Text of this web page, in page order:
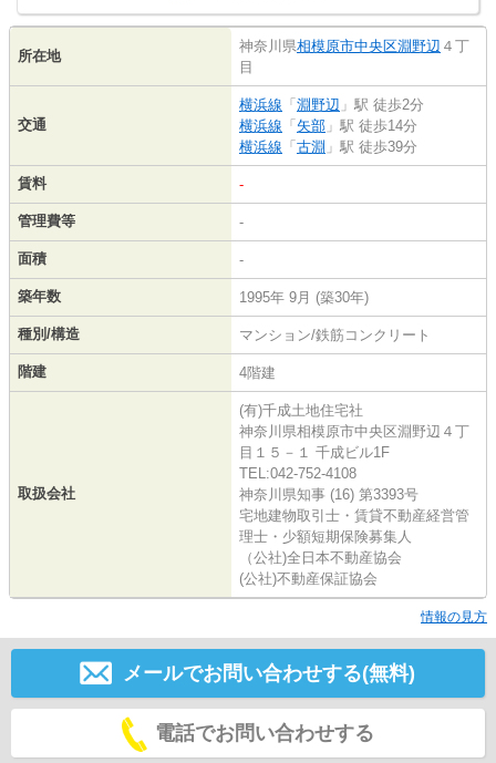
所在地
神奈川県相模原市中央区淵野辺 ４丁
目
交通
横浜線 「 淵野辺 」駅 徒歩2分
横浜線 「 矢部 」駅 徒歩14分
横浜線 「 古淵 」駅 徒歩39分
賃料 -
管理費等 -
面積 -
築年数 1995年 9月 (築30年)
種別/構造 マンション/鉄筋コンクリート
階建 4階建
取扱会社
(有)千成土地住宅社
神奈川県相模原市中央区淵野辺４丁
目１５－１ 千成ビル1F
TEL:042-752-4108
神奈川県知事 (16) 第3393号
宅地建物取引士・賃貸不動産経営管
理士・少額短期保険募集人
（公社)全日本不動産協会
(公社)不動産保証協会
情報の見方
メールでお問い合わせする(無料)
電話でお問い合わせする